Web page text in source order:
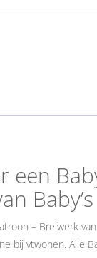
een
– Breiwerk
bij vtwonen. Alle